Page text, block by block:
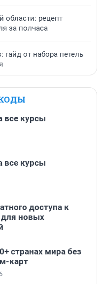
области: рецепт
за полчаса
от набора петель
все курсы
все курсы
доступа к
новых
странах мира без
карт